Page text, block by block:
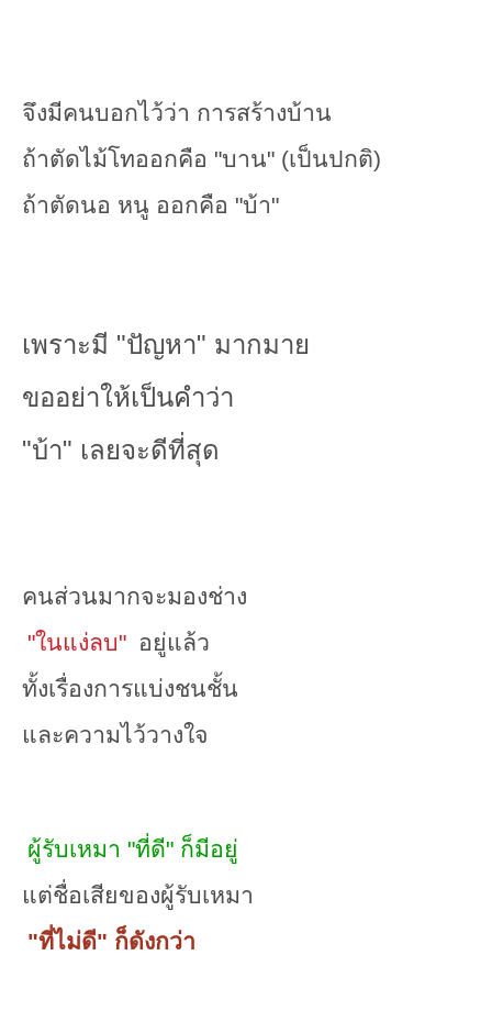
จึงมีคนบอกไว้ว่า การสร้างบ้าน
ถ้าตัดไม้โทออกคือ "บาน" (เป็นปกติ)
ถ้าตัดนอ หนู ออกคือ "บ้า"
เพราะมี "ปัญหา" มากมาย
ขออย่าให้เป็นคำว่า
"บ้า" เลยจะดีที่สุด
คนส่วนมากจะมองช่าง
"ในแง่ลบ" อยู่แล้ว
ทั้งเรื่องการแบ่งชนชั้น
และความไว้วางใจ
ผู้รับเหมา "ที่ดี" ก็มีอยู่
แต่ชื่อเสียของผู้รับเหมา
"ที่ไม่ดี" ก็ดังกว่า